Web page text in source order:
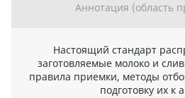
Аннотация (область
Настоящий стандарт
заготовляемые молоко и
правила приемки, методы
подготовку их к